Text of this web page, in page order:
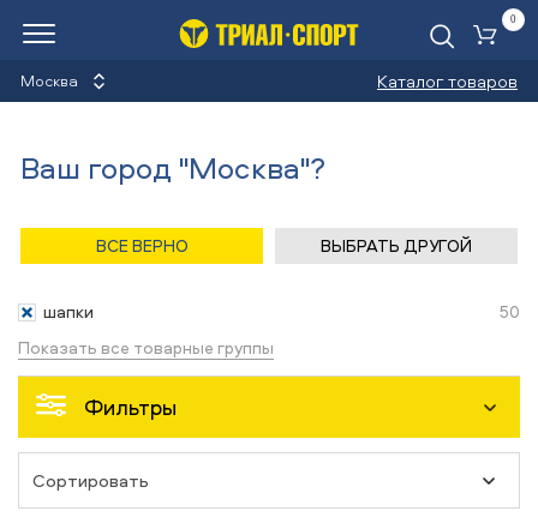
Москва Каталог товаров
0
Аксессуары
шапки
50
Показать все товарные группы
Фильтры
Ваш город "Москва"?
ВСЕ ВЕРНО ВЫБРАТЬ ДРУГОЙ